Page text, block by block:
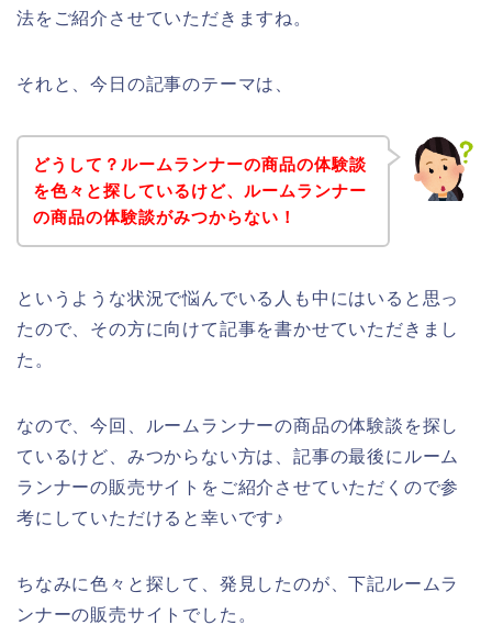
法をご紹介させていただきますね。
それと、今日の記事のテーマは、
どうして？ルームランナーの商品の体験談
を色々と探しているけど、ルームランナー
の商品の体験談がみつからない！
というような状況で悩んでいる人も中にはいると思っ
たので、その方に向けて記事を書かせていただきまし
た。
なので、今回、ルームランナーの商品の体験談を探し
ているけど、みつからない方は、記事の最後にルーム
ランナーの販売サイトをご紹介させていただくので参
考にしていただけると幸いです♪
ちなみに色々と探して、発見したのが、下記ルームラ
ンナーの販売サイトでした。